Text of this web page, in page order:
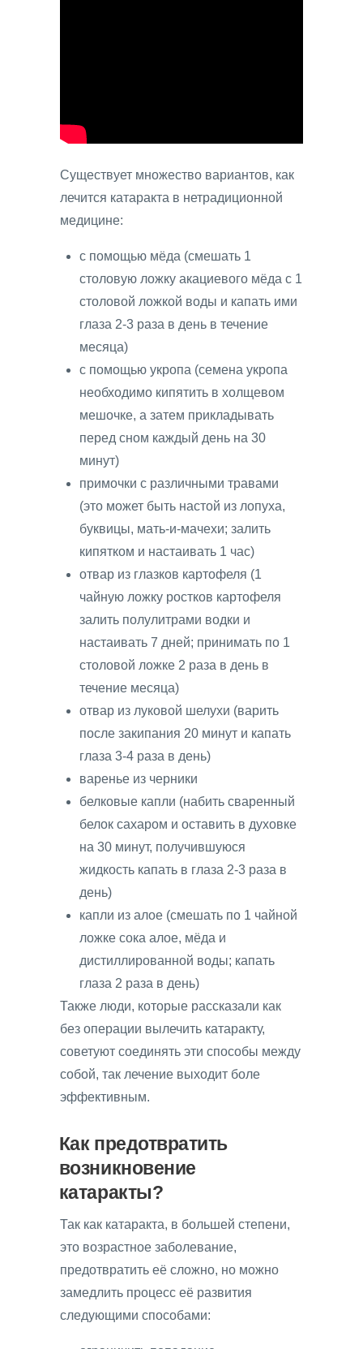
Существует множество вариантов, как
лечится катаракта в нетрадиционной
медицине:
с помощью мёда (смешать 1
столовую ложку акациевого мёда с 1
столовой ложкой воды и капать ими
глаза 2-3 раза в день в течение
месяца)
с помощью укропа (семена укропа
необходимо кипятить в холщевом
мешочке, а затем прикладывать
перед сном каждый день на 30
минут)
примочки с различными травами
(это может быть настой из лопуха,
буквицы, мать-и-мачехи; залить
кипятком и настаивать 1 час)
отвар из глазков картофеля (1
чайную ложку ростков картофеля
залить полулитрами водки и
настаивать 7 дней; принимать по 1
столовой ложке 2 раза в день в
течение месяца)
отвар из луковой шелухи (варить
после закипания 20 минут и капать
глаза 3-4 раза в день)
варенье из черники
белковые капли (набить сваренный
белок сахаром и оставить в духовке
на 30 минут, получившуюся
жидкость капать в глаза 2-3 раза в
день)
капли из алое (смешать по 1 чайной
ложке сока алое, мёда и
дистиллированной воды; капать
глаза 2 раза в день)
Также люди, которые рассказали как
без операции вылечить катаракту,
советуют соединять эти способы между
собой, так лечение выходит боле
эффективным.
Как предотвратить
возникновение
катаракты?
Так как катаракта, в большей степени,
это возрастное заболевание,
предотвратить её сложно, но можно
замедлить процесс её развития
следующими способами: